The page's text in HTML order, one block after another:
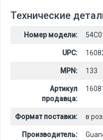
Технические
Номер модели:
UPC:
MPN: 133
Артикул
продавца:
Формат поставки: в
Производитель: